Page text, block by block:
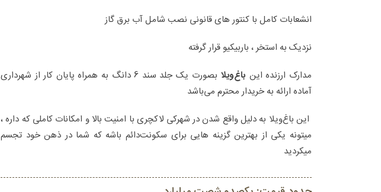
انشعابات کامل با کنتور های قانونی نصب شامل آب برق گاز
نزدیک به استخر ، باربیکیو قرار گرفته
مدارک ارزنده این باغ‌ویلا
بصورت یک جلد سند 6 دانگ به همراه پایان کار از شهرداری
آماده ارائه به خریدار محترم می‌باشد
این باغ‌ویلا به دلیل واقع شدن در شهرکی لاکچری با امنیت بالا و امکانات کاملی که داره ،
میتونه یکی از بهترین گزینه هایی برای سکونت‌دائم باشه که شما در ذهن خود تجسم
میکردید